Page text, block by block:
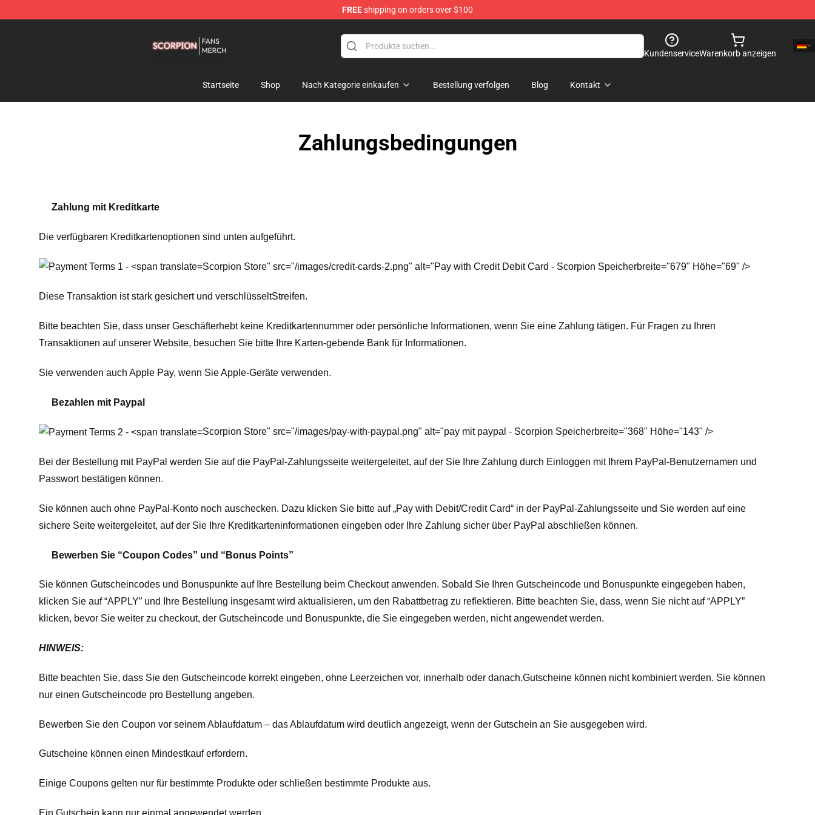
FREEshipping on orders over $100
KundenserviceWarenkorb anzeigen
Startseite Shop Nach Kategorie einkaufen Bestellung verfolgen Blog Kontakt
Zahlungsbedingungen
Zahlung mit Kreditkarte
Die verfügbaren Kreditkartenoptionen sind unten aufgeführt.
Scorpion Store" src="/images/credit-cards-2.png" alt="Pay with Credit Debit Card - Scorpion Speicherbreite="679" Höhe="69" />
Diese Transaktion ist stark gesichert und verschlüsseltStreifen.
Bitte beachten Sie, dass unser Geschäfterhebt keine Kreditkartennummer oder persönliche Informationen, wenn Sie eine Zahlung tätigen. Für Fragen zu Ihren
Transaktionen auf unserer Website, besuchen Sie bitte Ihre Karten-gebende Bank für Informationen.
Sie verwenden auch Apple Pay, wenn Sie Apple-Geräte verwenden.
Bezahlen mit Paypal
Scorpion Store" src="/images/pay-with-paypal.png" alt="pay mit paypal - Scorpion Speicherbreite="368" Höhe="143" />
Bei der Bestellung mit PayPal werden Sie auf die PayPal-Zahlungsseite weitergeleitet, auf der Sie Ihre Zahlung durch Einloggen mit Ihrem PayPal-Benutzernamen und
Passwort bestätigen können.
Sie können auch ohne PayPal-Konto noch auschecken. Dazu klicken Sie bitte auf „Pay with Debit/Credit Card“ in der PayPal-Zahlungsseite und Sie werden auf eine
sichere Seite weitergeleitet, auf der Sie Ihre Kreditkarteninformationen eingeben oder Ihre Zahlung sicher über PayPal abschließen können.
Bewerben Sie “Coupon Codes” und “Bonus Points”
Sie können Gutscheincodes und Bonuspunkte auf Ihre Bestellung beim Checkout anwenden. Sobald Sie Ihren Gutscheincode und Bonuspunkte eingegeben haben,
klicken Sie auf “APPLY” und Ihre Bestellung insgesamt wird aktualisieren, um den Rabattbetrag zu reflektieren. Bitte beachten Sie, dass, wenn Sie nicht auf “APPLY”
klicken, bevor Sie weiter zu checkout, der Gutscheincode und Bonuspunkte, die Sie eingegeben werden, nicht angewendet werden.
HINWEIS:
Bitte beachten Sie, dass Sie den Gutscheincode korrekt eingeben, ohne Leerzeichen vor, innerhalb oder danach.Gutscheine können nicht kombiniert werden. Sie können
nur einen Gutscheincode pro Bestellung angeben.
Bewerben Sie den Coupon vor seinem Ablaufdatum – das Ablaufdatum wird deutlich angezeigt, wenn der Gutschein an Sie ausgegeben wird.
Gutscheine können einen Mindestkauf erfordern.
Einige Coupons gelten nur für bestimmte Produkte oder schließen bestimmte Produkte aus.
Ein Gutschein kann nur einmal angewendet werden.